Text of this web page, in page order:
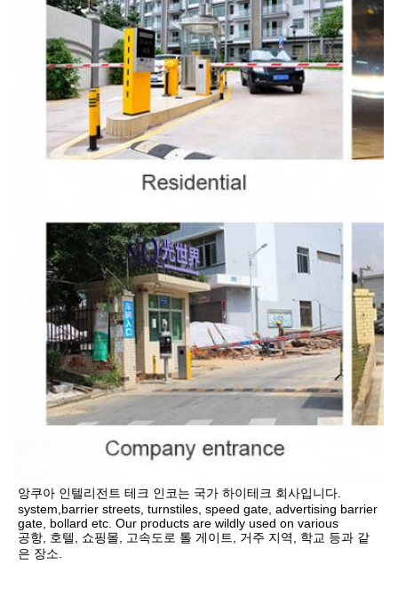
앙쿠아 인텔리전트 테크 인코는 국가 하이테크 회사입니다.
system,barrier streets, turnstiles, speed gate, advertising barrier
gate, bollard etc. Our products are wildly used on various
공항, 호텔, 쇼핑몰, 고속도로 톨 게이트, 거주 지역, 학교 등과 같
은 장소.